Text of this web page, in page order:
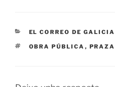
CATEGORÍAS
EL CORREO DE GALICIA
ETIQUETAS
OBRA PÚBLICA ,